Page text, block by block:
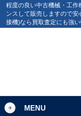
程度の良い中古機械・工作
ンスして販売しますので
接機)なら買取査定にも強
MENU